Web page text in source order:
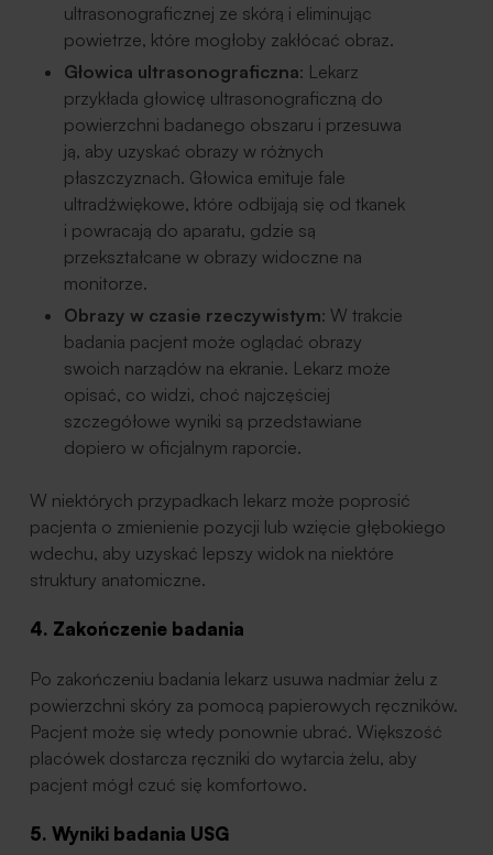
ultrasonograficznej ze skórą i eliminując
powietrze, które mogłoby zakłócać obraz.
Głowica ultrasonograficzna: Lekarz
przykłada głowicę ultrasonograficzną do
powierzchni badanego obszaru i przesuwa
ją, aby uzyskać obrazy w różnych
płaszczyznach. Głowica emituje fale
ultradźwiękowe, które odbijają się od tkanek
i powracają do aparatu, gdzie są
przekształcane w obrazy widoczne na
monitorze.
Obrazy w czasie rzeczywistym: W trakcie
badania pacjent może oglądać obrazy
swoich narządów na ekranie. Lekarz może
opisać, co widzi, choć najczęściej
szczegółowe wyniki są przedstawiane
dopiero w oficjalnym raporcie.
W niektórych przypadkach lekarz może poprosić
pacjenta o zmienienie pozycji lub wzięcie głębokiego
wdechu, aby uzyskać lepszy widok na niektóre
struktury anatomiczne.
4. Zakończenie badania
Po zakończeniu badania lekarz usuwa nadmiar żelu z
powierzchni skóry za pomocą papierowych ręczników.
Pacjent może się wtedy ponownie ubrać. Większość
placówek dostarcza ręczniki do wytarcia żelu, aby
pacjent mógł czuć się komfortowo.
5. Wyniki badania USG